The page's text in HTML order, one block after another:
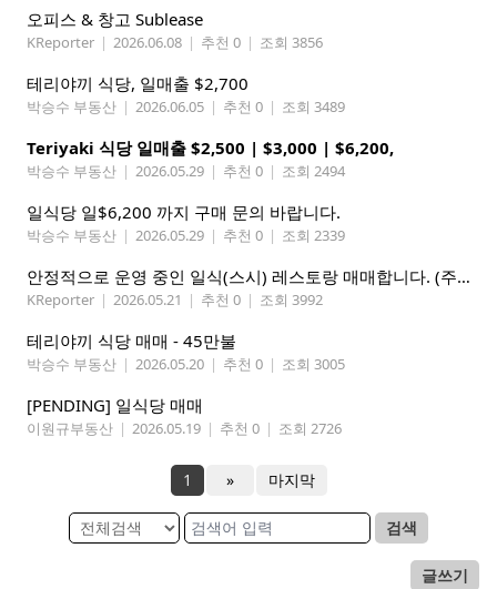
오피스 & 창고 Sublease
KReporter | 2026.06.08 | 추천 0 | 조회 3856
테리야끼 식당, 일매출 $2,700
박승수 부동산 | 2026.06.05 | 추천 0 | 조회 3489
Teriyaki 식당 일매출 $2,500 | $3,000 | $6,200,
박승수 부동산 | 2026.05.29 | 추천 0 | 조회 2494
일식당 일$6,200 까지 구매 문의 바랍니다.
박승수 부동산 | 2026.05.29 | 추천 0 | 조회 2339
안정적으로 운영 중인 일식(스시) 레스토랑 매매합니다. (주인없는 가게)
KReporter | 2026.05.21 | 추천 0 | 조회 3992
테리야끼 식당 매매 - 45만불
박승수 부동산 | 2026.05.20 | 추천 0 | 조회 3005
[PENDING] 일식당 매매
이원규부동산 | 2026.05.19 | 추천 0 | 조회 2726
1 » 마지막
검색
글쓰기